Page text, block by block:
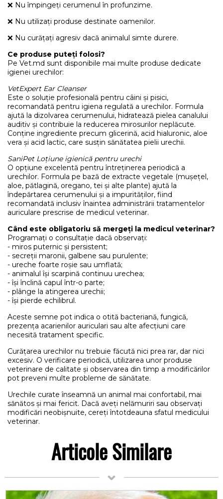
❌ Nu împingeți cerumenul în profunzime.
❌ Nu utilizați produse destinate oamenilor.
❌ Nu curățați agresiv dacă animalul simte durere.
Ce produse puteți folosi?
Pe Vet.md sunt disponibile mai multe produse dedicate
igienei urechilor:
VetExpert Ear Cleanser
Este o soluție profesională pentru câini și pisici,
recomandată pentru igiena regulată a urechilor. Formula
ajută la dizolvarea cerumenului, hidratează pielea canalului
auditiv și contribuie la reducerea mirosurilor neplăcute.
Conține ingrediente precum glicerină, acid hialuronic, aloe
vera și acid lactic, care susțin sănătatea pielii urechii.
SaniPet Loțiune igienică pentru urechi
O opțiune excelentă pentru întreținerea periodică a
urechilor. Formula pe bază de extracte vegetale (mușețel,
aloe, pătlagină, oregano, tei și alte plante) ajută la
îndepărtarea cerumenului și a impurităților, fiind
recomandată inclusiv înaintea administrării tratamentelor
auriculare prescrise de medicul veterinar.
Când este obligatoriu să mergeți la medicul veterinar?
Programați o consultație dacă observați:
- miros puternic și persistent;
- secreții maronii, galbene sau purulente;
- ureche foarte roșie sau umflată;
- animalul își scarpină continuu urechea;
- își înclină capul într-o parte;
- plânge la atingerea urechii;
- își pierde echilibrul.
Aceste semne pot indica o otită bacteriană, fungică,
prezența acarienilor auriculari sau alte afecțiuni care
necesită tratament specific.
Curățarea urechilor nu trebuie făcută nici prea rar, dar nici
excesiv. O verificare periodică, utilizarea unor produse
veterinare de calitate și observarea din timp a modificărilor
pot preveni multe probleme de sănătate.
Urechile curate înseamnă un animal mai confortabil, mai
sănătos și mai fericit. Dacă aveți nelămuriri sau observați
modificări neobișnuite, cereți întotdeauna sfatul medicului
veterinar.
Articole Similare